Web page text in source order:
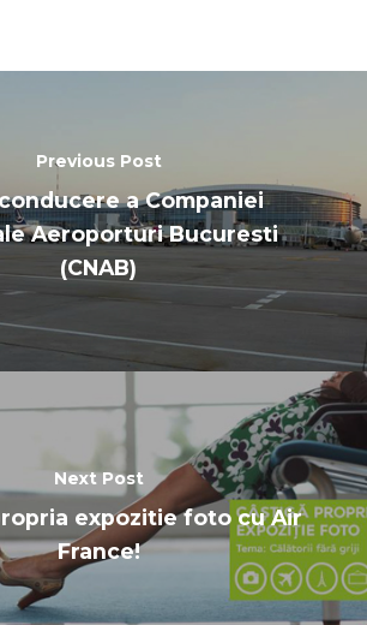
Previous Post
a Companiei
Aeroporturi Bucuresti
(CNAB)
Next Post
expozitie foto cu Air
France!